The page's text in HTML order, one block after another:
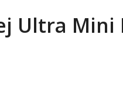
Ultra Mini